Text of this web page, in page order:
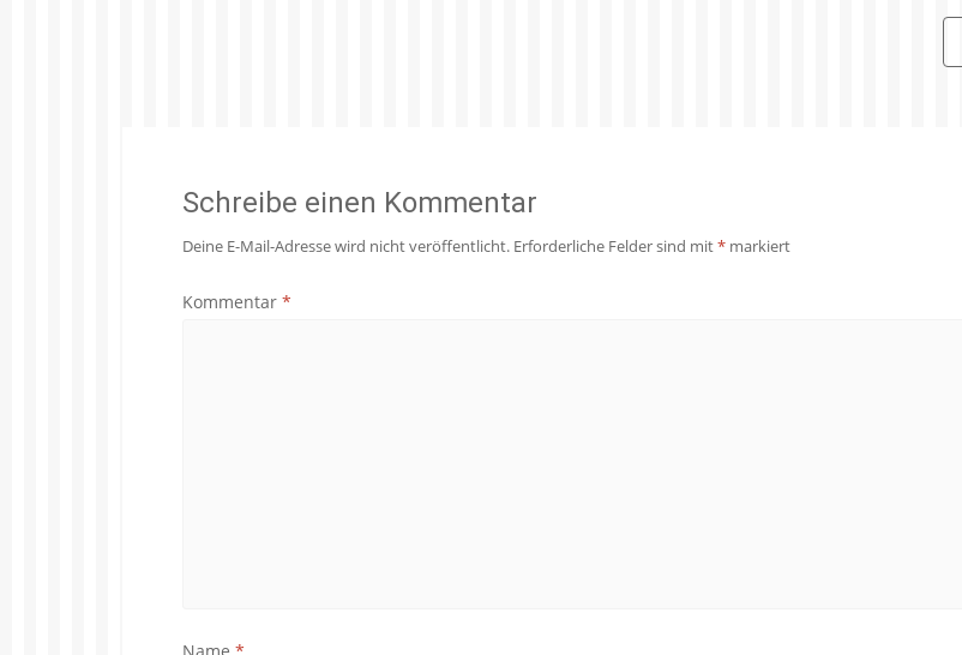
Schreibe einen Kommentar
Deine E-Mail-Adresse wird nicht veröffentlicht. Erforderliche Felder sind mit* markiert
Kommentar *
Name *